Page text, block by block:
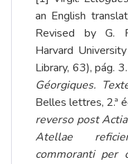
an English
Revised by G.
Harvard
Library, 63), pág. 3.
Géorgiques.
Belles lettres, 2.ª
reverso post
Atellae
commoranti per